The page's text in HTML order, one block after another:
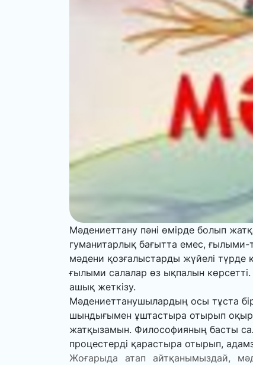
Мәдениеттану пәні өмірде болып
гуманитарлық бағытта емес,
мәдени қозғалыстарды жүйелі
ғылыми ­салалар өз ықпалын көрсетті.
ашық жеткізу.
Мәдениеттанушылардың осы тұста
шындығымен ұштастыра отырып
жатқызамын. Философияның басты
процестерді қарастыра отырып,
Жоғарыда атап айтқанымыздай,